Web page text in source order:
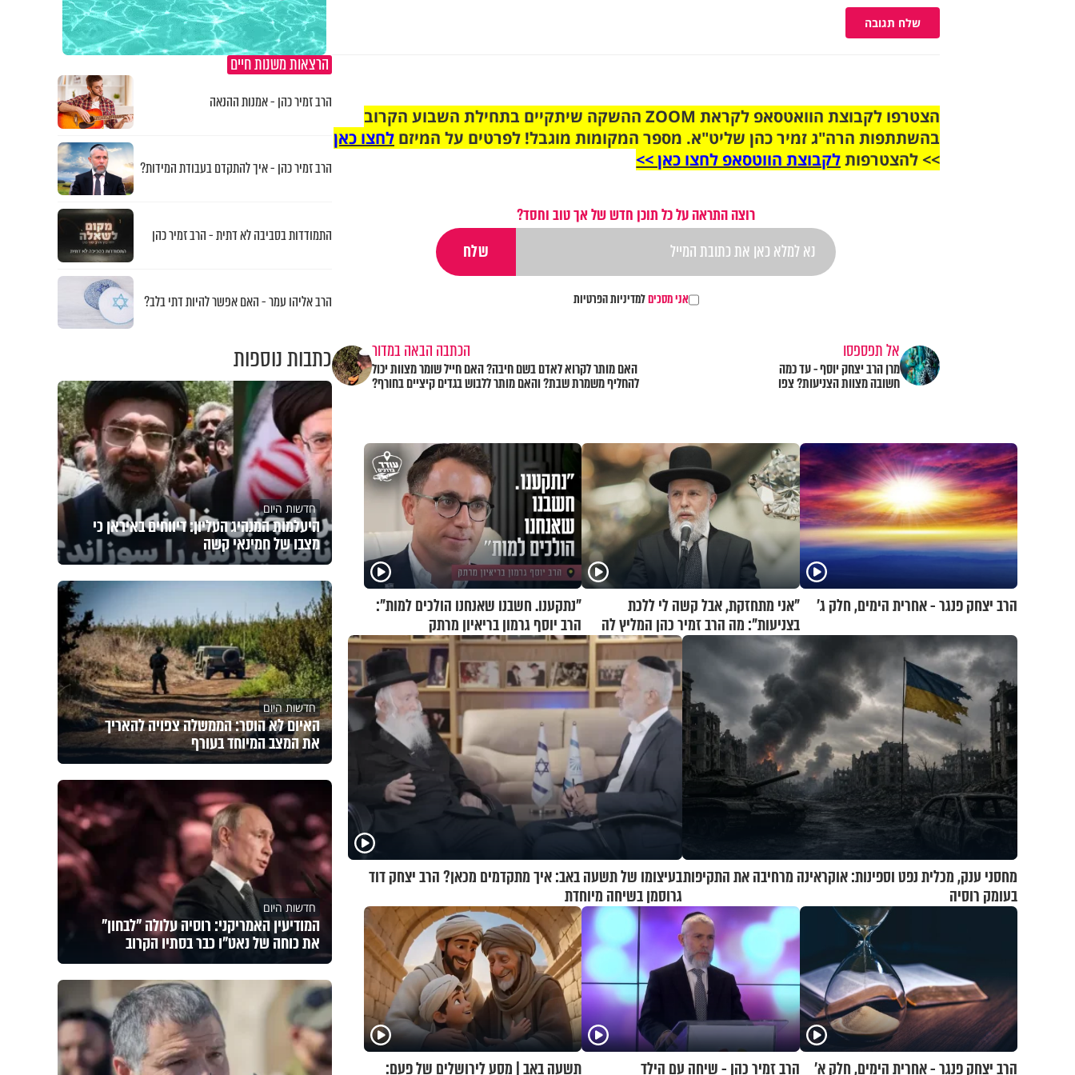
שלח תגובה
הצטרפו לקבוצת הוואטסאפ לקראת ZOOM ההשקה שיתקיים בתחילת השבוע הקרוב
בהשתתפות הרה"ג זמיר כהן שליט"א. מספר המקומות מוגבל! לפרטים על המיזם לחצו כאן
>> להצטרפותלקבוצת הווטסאפ לחצו כאן >>
רוצה התראה על כל תוכן חדש של אך טוב וחסד?
אני מסכיםלמדיניות הפרטיות
אל תפספסו
מרן הרב יצחק יוסף - עד כמה
חשובה מצוות הצניעות? צפו
הכתבה הבאה במדור
האם מותר לקרוא לאדם בשם חיבה? האם חייל שומר מצוות יכול
להחליף משמרת שבת? והאם מותר ללבוש בגדים קיציים בחורף?
הרב יצחק פנגר - אחרית הימים, חלק ג’
"אני מתחזקת, אבל קשה לי ללכת
בצניעות": מה הרב זמיר כהן המליץ לה
לעשות?
"נתקענו. חשבנו שאנחנו הולכים למות":
הרב יוסף גרמון בריאיון מרתק
מחסני ענק, מכלית נפט וספינות: אוקראינה מרחיבה את התקיפות
בעומק רוסיה
בעיצומו של תשעה באב: איך מתקדמים מכאן? הרב יצחק דוד
גרוסמן בשיחה מיוחדת
הרב יצחק פנגר - אחרית הימים, חלק א’ הרב זמיר כהן - שיחה עם הילד תשעה באב | מסע לירושלים של פעם:
הרצאות משנות חיים
הרב זמיר כהן - אמנות ההנאה
הרב זמיר כהן - איך להתקדם בעבודת המידות?
התמודדות בסביבה לא דתית - הרב זמיר כהן
הרב אליהו עמר - האם אפשר להיות דתי בלב?
כתבות נוספות
חדשות היום
היעלמות המנהיג העליון: דיווחים באיראן כי
מצבו של חמינאי קשה
חדשות היום
האיום לא הוסר: הממשלה צפויה להאריך
את המצב המיוחד בעורף
חדשות היום
המודיעין האמריקני: רוסיה עלולה "לבחון"
את כוחה של נאט"ו כבר בסתיו הקרוב